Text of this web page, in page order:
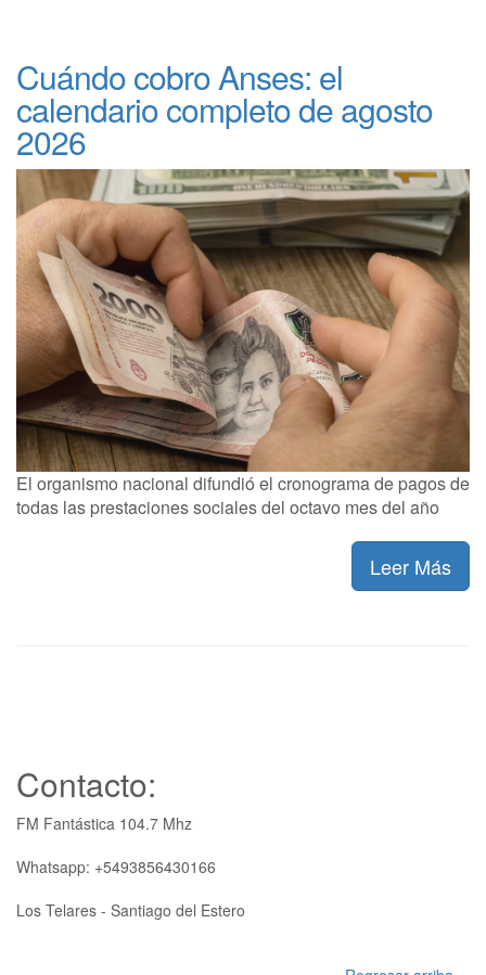
Cuándo cobro Anses: el
calendario completo de agosto
2026
El organismo nacional difundió el cronograma de pagos de
todas las prestaciones sociales del octavo mes del año
Leer Más
Contacto:
FM Fantástica 104.7 Mhz
Whatsapp: +5493856430166
Los Telares - Santiago del Estero